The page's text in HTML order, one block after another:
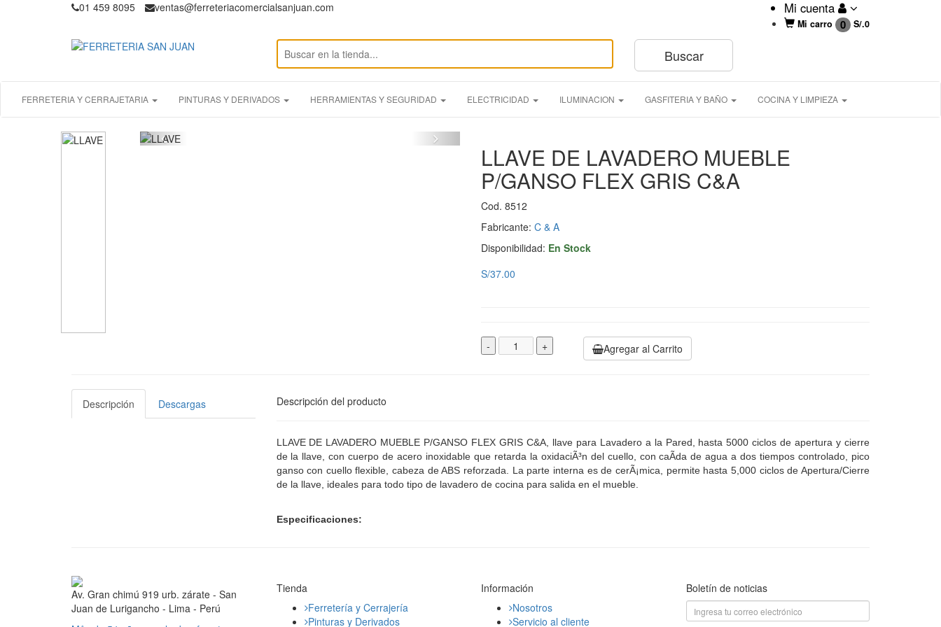
01 459 8095 ventas@ferreteriacomercialsanjuan.com Mi cuenta
Mi carro 0 S/.0
FERRETERIA Y CERRAJETARIA PINTURAS Y DERIVADOS HERRAMIENTAS Y SEGURIDAD ELECTRICIDAD ILUMINACION GASFITERIA Y BAÑO COCINA Y LIMPIEZA
LLAVE DE LAVADERO MUEBLE
P/GANSO FLEX GRIS C&A
Cod. 8512
Fabricante: C & A
Disponibilidad: En Stock
S/37.00
- + Agregar al Carrito
Descripción Descargas Descripción del producto
LLAVE DE LAVADERO MUEBLE P/GANSO FLEX GRIS C&A, llave para Lavadero a la Pared, hasta 5000 ciclos de apertura y cierre
de la llave, con cuerpo de acero inoxidable que retarda la oxidaciÃ³n del cuello, con caÃ­da de agua a dos tiempos controlado, pico
ganso con cuello flexible, cabeza de ABS reforzada. La parte interna es de cerÃ¡mica, permite hasta 5,000 ciclos de Apertura/Cierre
de la llave, ideales para todo tipo de lavadero de cocina para salida en el mueble.
Especificaciones:
Av. Gran chimú 919 urb. zárate - San
Juan de Lurigancho - Lima - Perú
Tienda
Ferretería y Cerrajería
Pinturas y Derivados
Información
Nosotros
Servicio al cliente
Boletín de noticias